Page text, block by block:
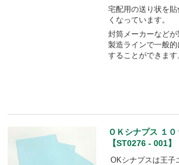
宅配用の送り状を貼
くなっています。
封筒メーカーなどが
製造ラインで一般
することができます
ＯＫシナプス １
【ST0276 - 001】
OKシナプスは王子